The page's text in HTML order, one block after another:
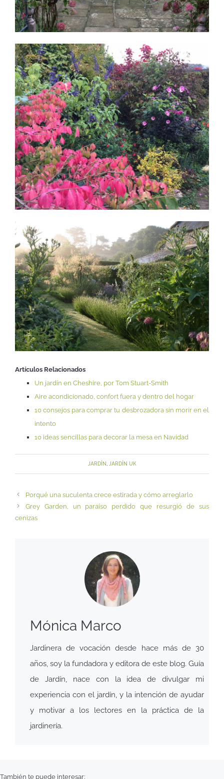
Artículos Relacionados
Un jardín en Cheshire, por Tom Stuart-Smith
Aire acondicionado, confort fuera y dentro del hogar
10 consejos para comprar tu desbrozadora sin morir en el
intento
10 ideas sencillas para decorar la mesa en Navidad
JARDÍN JARDÍN UK
Porqué una suculenta crece estirada y cómo arreglarlo
Grey Garden, un paraíso perdido que resurgió de sus
cenizas
Mónica Marco
Jardinera de vocación desde hace más de 30
años, soy la fundadora y editora de este blog. Guía
de Jardín, nace con la idea de divulgar mi
experiencia con el jardín, y la intención de ayudar
y motivar a los lectores en la práctica de la
jardinería.
También te puede interesar: